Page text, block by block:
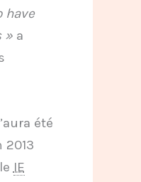
have
»a
été
2013
IE